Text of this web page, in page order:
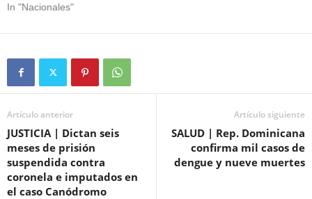
In "Nacionales"
Artículo anterior
JUSTICIA | Dictan seis
meses de prisión
suspendida contra
coronela e imputados en
el caso Canódromo
Artículo siguiente
SALUD | Rep. Dominicana
confirma mil casos de
dengue y nueve muertes